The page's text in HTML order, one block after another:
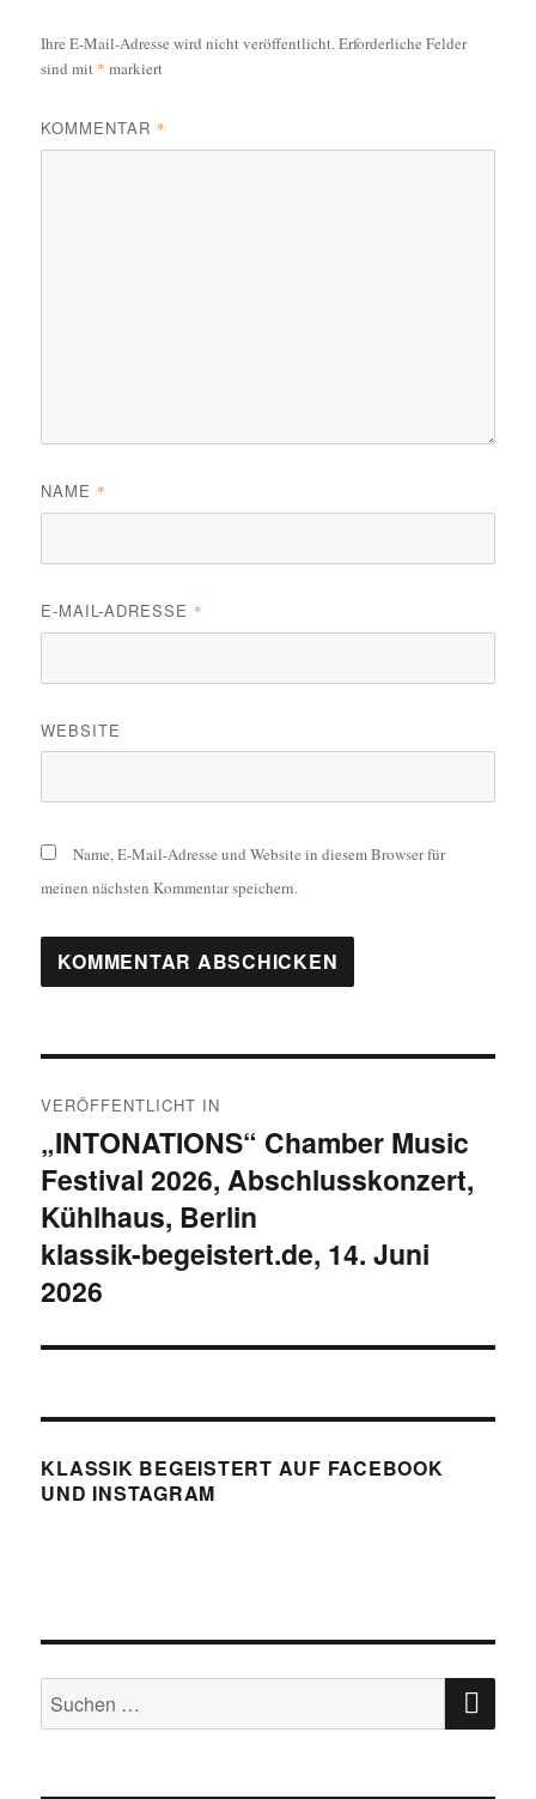
k
Ihre E-Mail-Adresse wird nicht veröffentlicht.Erforderliche Felder
sind mit * markiert
KOMMENTAR *
NAME *
E-MAIL-ADRESSE *
WEBSITE
Name, E-Mail-Adresse und Website in diesem Browser für
meinen nächsten Kommentar speichern.
VERÖFFENTLICHT IN
„INTONATIONS“ Chamber Music
Festival 2026, Abschlusskonzert,
Kühlhaus, Berlin
klassik-begeistert.de, 14. Juni
2026
KLASSIK BEGEISTERT AUF FACEBOOK
UND INSTAGRAM
Suchen
nach: